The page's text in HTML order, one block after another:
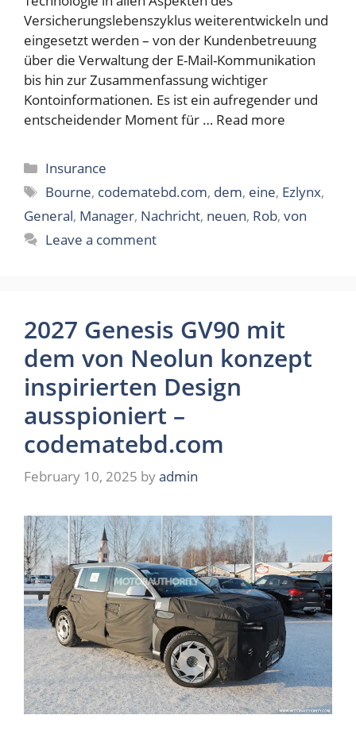
Versicherungslebenszyklus weiterentwickeln und
eingesetzt werden – von der Kundenbetreuung
über die Verwaltung der E-Mail-Kommunikation
bis hin zur Zusammenfassung wichtiger
Kontoinformationen. Es ist ein aufregender und
entscheidender Moment für … Read more
Categories
Insurance
Tags
Bourne, codematebd.com, dem, eine, Ezlynx,
General, Manager, Nachricht, neuen, Rob, von
Leave a comment
2027 Genesis GV90 mit
dem von Neolun konzept
inspirierten Design
ausspioniert –
codematebd.com
February 10, 2025 byadmin